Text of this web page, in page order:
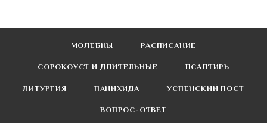
МОЛЕБНЫ
РАСПИСАНИЕ
СОРОКОУСТ И ДЛИТЕЛЬНЫЕ
ПСАЛТИРЬ
ЛИТУРГИЯ
ПАНИХИДА
УСПЕНСКИЙ ПОСТ
ВОПРОС-ОТВЕТ